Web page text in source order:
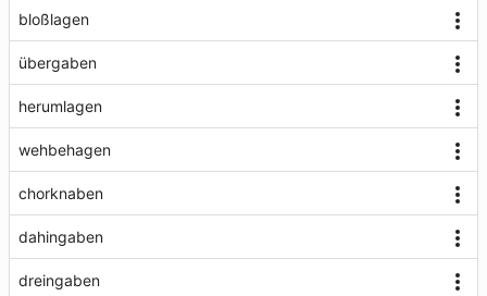
bloßlagen
übergaben
herumlagen
wehbehagen
chorknaben
dahingaben
dreingaben